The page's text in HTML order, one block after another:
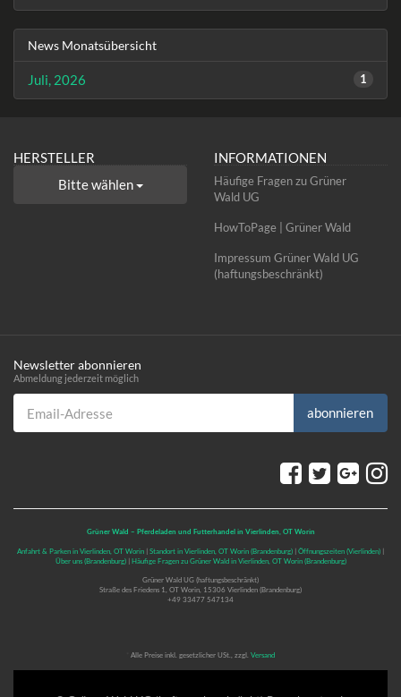
News Monatsübersicht
Juli, 2026 1
HERSTELLER
Bitte wählen
INFORMATIONEN
Häufige Fragen zu Grüner
Wald UG
HowToPage | Grüner Wald
Impressum Grüner Wald UG
(haftungsbeschränkt)
Newsletter abonnieren
Abmeldung jederzeit möglich
Email-Adresse
abonnieren
Grüner Wald – Pferdeladen und Futterhandel in Vierlinden, OT Worin
Anfahrt & Parken in Vierlinden, OT Worin | Standort in Vierlinden, OT Worin (Brandenburg) | Öffnungszeiten (Vierlinden) |
Über uns (Brandenburg) | Häufige Fragen zu Grüner Wald in Vierlinden, OT Worin (Brandenburg)
Grüner Wald UG (haftungsbeschränkt)
Straße des Friedens 1, OT Worin, 15306 Vierlinden (Brandenburg)
+49 33477 547134
Alle Preise inkl. gesetzlicher USt., zzgl. Versand